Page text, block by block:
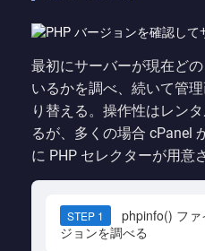
最初にサーバーが現在ど
いるかを調べ、続いて管
り替える。操作性はレン
るが、多くの場合 cPanel
に PHP セレクターが用意
STEP 1
phpinfo() ファ
ジョンを調べる